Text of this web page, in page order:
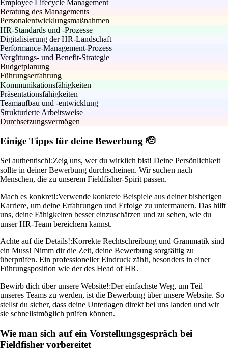
Employee Lifecycle Management
Beratung des Managements
Personalentwicklungsmaßnahmen
HR-Standards und -Prozesse
Digitalisierung der HR-Landschaft
Performance-Management-Prozess
Vergütungs- und Benefit-Strategie
Budgetplanung
Führungserfahrung
Kommunikationsfähigkeiten
Präsentationsfähigkeiten
Teamaufbau und -entwicklung
Strukturierte Arbeitsweise
Durchsetzungsvermögen
Einige Tipps für deine Bewerbung 🫡
Sei authentisch!:Zeig uns, wer du wirklich bist! Deine Persönlichkeit
sollte in deiner Bewerbung durchscheinen. Wir suchen nach
Menschen, die zu unserem Fieldfisher-Spirit passen.
Mach es konkret!:Verwende konkrete Beispiele aus deiner bisherigen
Karriere, um deine Erfahrungen und Erfolge zu untermauern. Das hilft
uns, deine Fähigkeiten besser einzuschätzen und zu sehen, wie du
unser HR-Team bereichern kannst.
Achte auf die Details!:Korrekte Rechtschreibung und Grammatik sind
ein Muss! Nimm dir die Zeit, deine Bewerbung sorgfältig zu
überprüfen. Ein professioneller Eindruck zählt, besonders in einer
Führungsposition wie der des Head of HR.
Bewirb dich über unsere Website!:Der einfachste Weg, um Teil
unseres Teams zu werden, ist die Bewerbung über unsere Website. So
stellst du sicher, dass deine Unterlagen direkt bei uns landen und wir
sie schnellstmöglich prüfen können.
Wie man sich auf ein Vorstellungsgespräch bei
Fieldfisher vorbereitet